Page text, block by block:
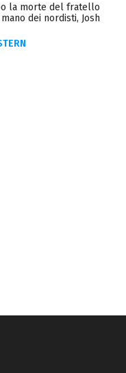
la morte del fratello
dei nordisti, Josh